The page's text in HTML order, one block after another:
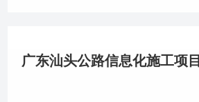
广东汕头公路信息化施工项目